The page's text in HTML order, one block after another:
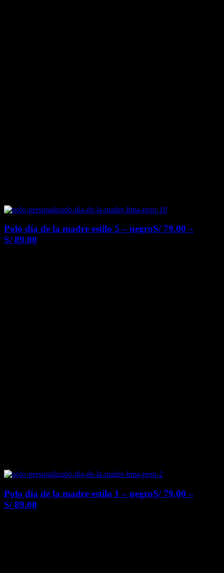
Polo día de la madre estilo 5 – negroS/79.00 –
S/89.00
Polo día de la madre estilo 1 – negroS/79.00 –
S/89.00